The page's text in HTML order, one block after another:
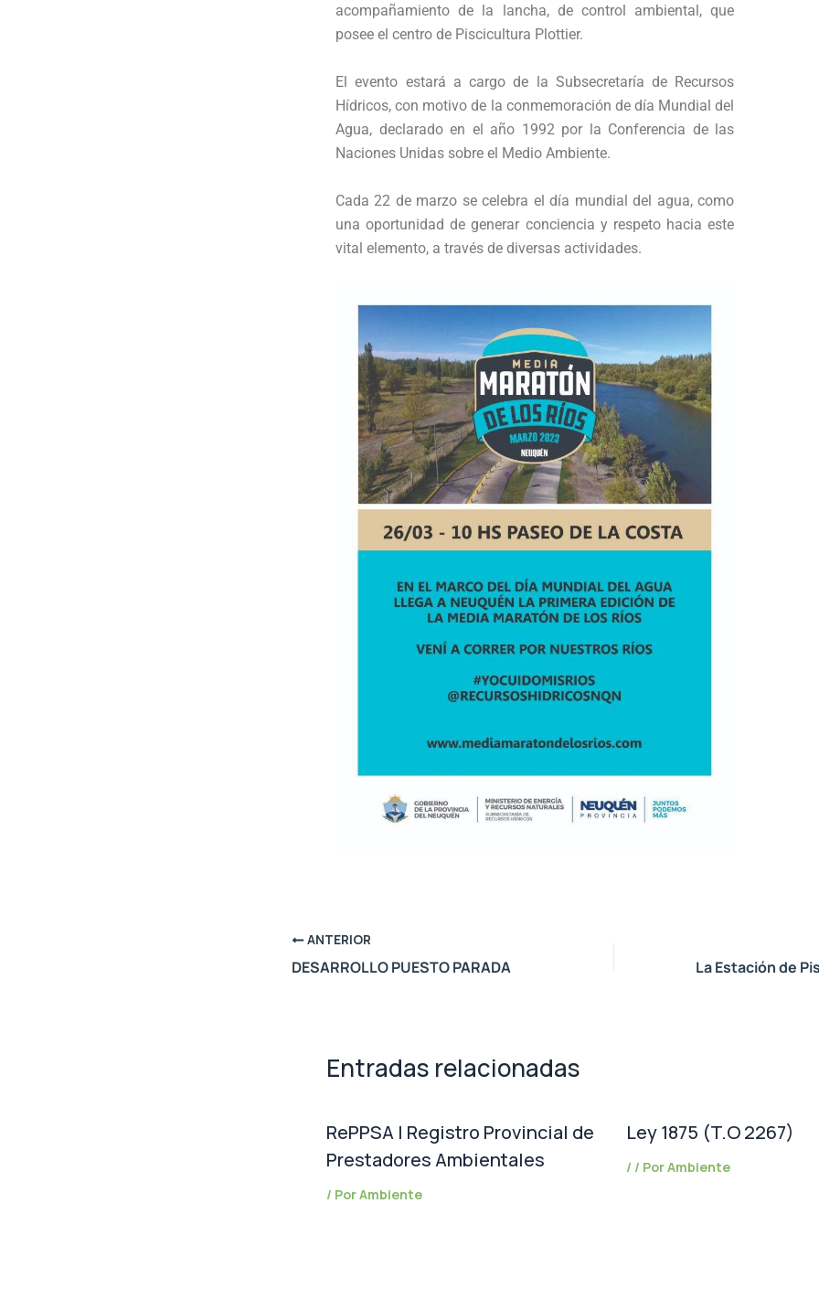
acompañamiento de la lancha, de control ambiental, que
posee el centro de Piscicultura Plottier.
El evento estará a cargo de la Subsecretaría de Recursos
Hídricos, con motivo de la conmemoración de día Mundial del
Agua, declarado en el año 1992 por la Conferencia de las
Naciones Unidas sobre el Medio Ambiente.
Cada 22 de marzo se celebra el día mundial del agua, como
una oportunidad de generar conciencia y respeto hacia este
vital elemento, a través de diversas actividades.
ANTERIOR
DESARROLLO PUESTO PARADA
Entradas relacionadas
RePPSA | Registro Provincial de
Prestadores Ambientales
/ PorAmbiente
Ley 1875 (T.O 2267)
/ / PorAmbiente